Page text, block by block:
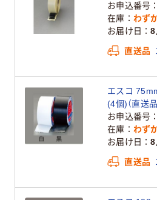
お申込番号
在庫
わず
お届け日
8
直送品
エスコ
(4個)（直送品
お申込番号
在庫
わず
お届け日
8
直送品